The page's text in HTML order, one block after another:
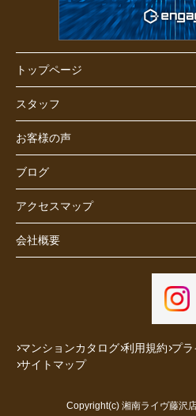
トップページ
スタッフ
お客様の声
ブログ
アクセスマップ
会社概要
マンションカタログ 利用規約 プラ
サイトマップ
Copyright(c) 湘南ライヴ藤沢